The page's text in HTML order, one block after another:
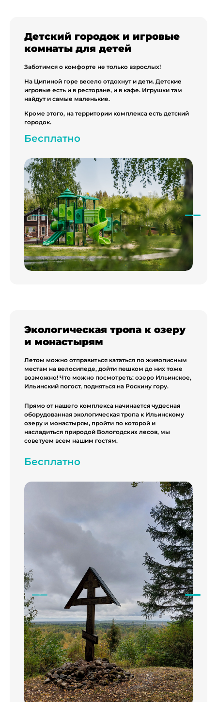
Детский городок и игровые
комнаты для детей
Заботимся о комфорте не только взрослых!
На Ципиной горе весело отдохнут и дети. Детские
игровые есть и в ресторане, и в кафе. Игрушки там
найдут и самые маленькие.
Кроме этого, на территории комплекса есть детский
городок.
Бесплатно
Экологическая тропа к озеру
и монастырям
Летом можно отправиться кататься по живописным
местам на велосипеде, дойти пешком до них тоже
возможно! Что можно посмотреть: озеро Ильинское,
Ильинский погост, подняться на Роскину гору.
Прямо от нашего комплекса начинается чудесная
оборудованная экологическая тропа к Ильинскому
озеру и монастырям, пройти по которой и
насладиться природой Вологодских лесов, мы
советуем всем нашим гостям.
Бесплатно